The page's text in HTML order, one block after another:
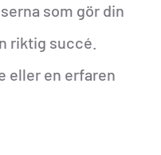
som gör din
riktig succé.
eller en erfaren